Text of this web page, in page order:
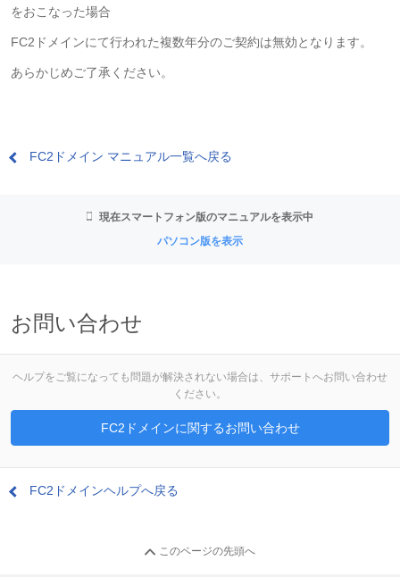
をおこなった場合
FC2ドメインにて行われた複数年分のご契約は無効となります。
あらかじめご了承ください。
FC2ドメイン マニュアル一覧へ戻る
現在スマートフォン版のマニュアルを表示中
パソコン版を表示
お問い合わせ
ヘルプをご覧になっても問題が解決されない場合は、サポートへお問い合わせ
ください。
FC2ドメインに関するお問い合わせ
FC2ドメインヘルプへ戻る
このページの先頭へ